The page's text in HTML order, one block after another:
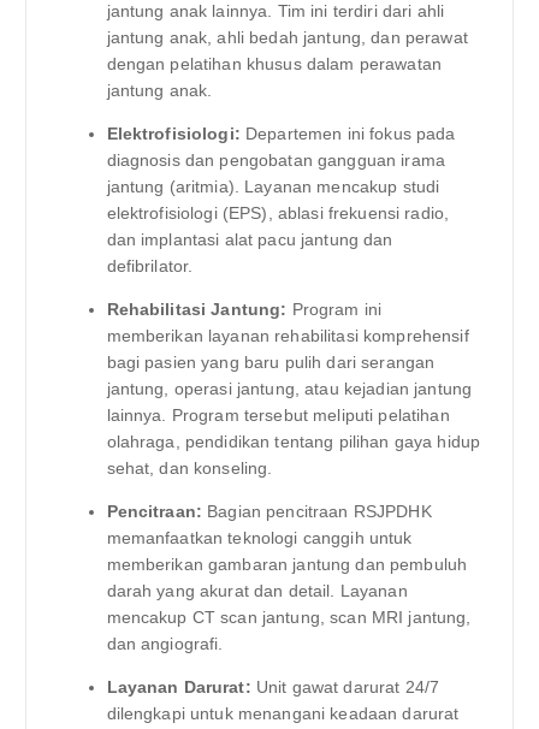
jantung anak lainnya. Tim ini terdiri dari ahli
jantung anak, ahli bedah jantung, dan perawat
dengan pelatihan khusus dalam perawatan
jantung anak.
Elektrofisiologi: Departemen ini fokus pada
diagnosis dan pengobatan gangguan irama
jantung (aritmia). Layanan mencakup studi
elektrofisiologi (EPS), ablasi frekuensi radio,
dan implantasi alat pacu jantung dan
defibrilator.
Rehabilitasi Jantung: Program ini
memberikan layanan rehabilitasi komprehensif
bagi pasien yang baru pulih dari serangan
jantung, operasi jantung, atau kejadian jantung
lainnya. Program tersebut meliputi pelatihan
olahraga, pendidikan tentang pilihan gaya hidup
sehat, dan konseling.
Pencitraan: Bagian pencitraan RSJPDHK
memanfaatkan teknologi canggih untuk
memberikan gambaran jantung dan pembuluh
darah yang akurat dan detail. Layanan
mencakup CT scan jantung, scan MRI jantung,
dan angiografi.
Layanan Darurat: Unit gawat darurat 24/7
dilengkapi untuk menangani keadaan darurat